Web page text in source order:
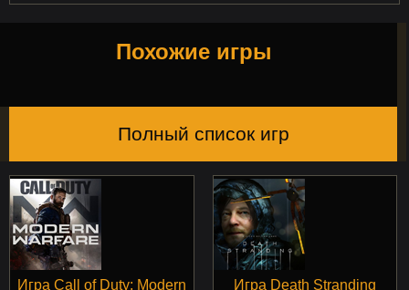
Похожие игры
Полный список игр
Игра Call of Duty: Modern
Игра Death Stranding